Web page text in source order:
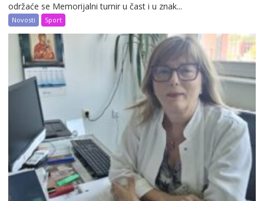
održaće se Memorijalni turnir u čast i u znak...
Novosti Sport